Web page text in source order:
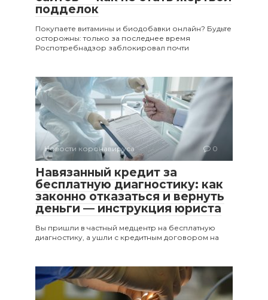
подделок
Покупаете витамины и биодобавки онлайн? Будьте
осторожны: только за последнее время
Роспотребнадзор заблокировал почти
Новости коронавируса 0
Навязанный кредит за
бесплатную диагностику: как
законно отказаться и вернуть
деньги — инструкция юриста
Вы пришли в частный медцентр на бесплатную
диагностику, а ушли с кредитным договором на